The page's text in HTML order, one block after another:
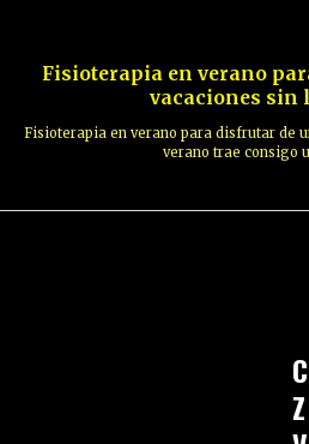
Fisioterapia en verano
vacaciones sin
Fisioterapia en verano para disfrutar de
verano trae consigo